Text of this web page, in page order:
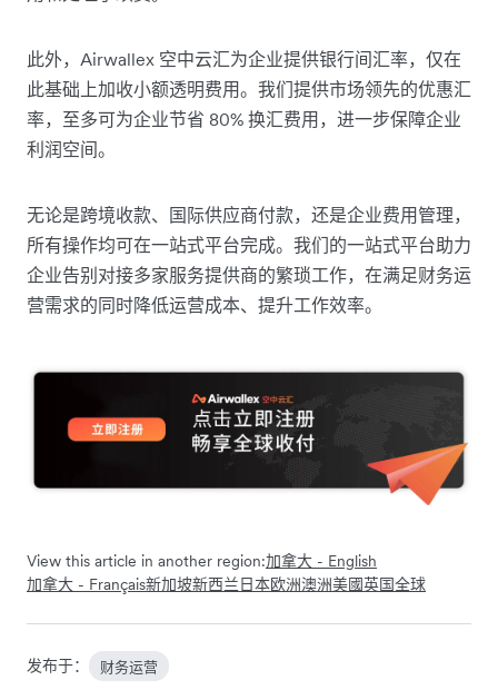
此外，Airwallex 空中云汇为企业提供银行间汇率，仅在
此基础上加收小额透明费用。我们提供市场领先的优惠汇
率，至多可为企业节省 80% 换汇费用，进一步保障企业
利润空间。
无论是跨境收款、国际供应商付款，还是企业费用管理，
所有操作均可在一站式平台完成。我们的一站式平台助力
企业告别对接多家服务提供商的繁琐工作，在满足财务运
营需求的同时降低运营成本、提升工作效率。
View this article in another region:加拿大 - English
加拿大 - Français新加坡新西兰日本欧洲澳洲美國英国全球
发布于： 财务运营